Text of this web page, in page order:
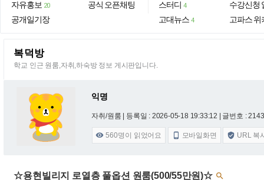
자유홍보 20
공개일기장
공식 오픈채팅 스터디 4
고대뉴스 4
수강신청
고파스 위
복덕방
학교 인근 원룸,자취,하숙방 정보 게시판입니다.
익명
자취/원룸 | 등록일 : 2026-05-18 19:33:12 | 글번호 :
 560명이 읽었어요  모바일화면  URL 복
☆용현빌리지 로열층 풀옵션 원룸(500/55만원)☆ 